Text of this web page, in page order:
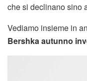
che si declinano sino
Vediamo insieme in
Bershka autunno